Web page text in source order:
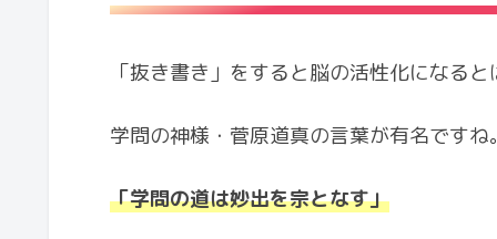
「抜き書き」をすると脳の活性化になると
学問の神様・菅原道真の言葉が有名ですね。
「学問の道は妙出を宗となす」